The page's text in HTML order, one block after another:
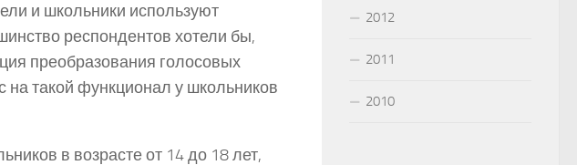
и школьники используют
респондентов хотели бы,
преобразования голосовых
на такой функционал у школьников
в возрасте от 14 до 18 лет,
2012
2011
2010